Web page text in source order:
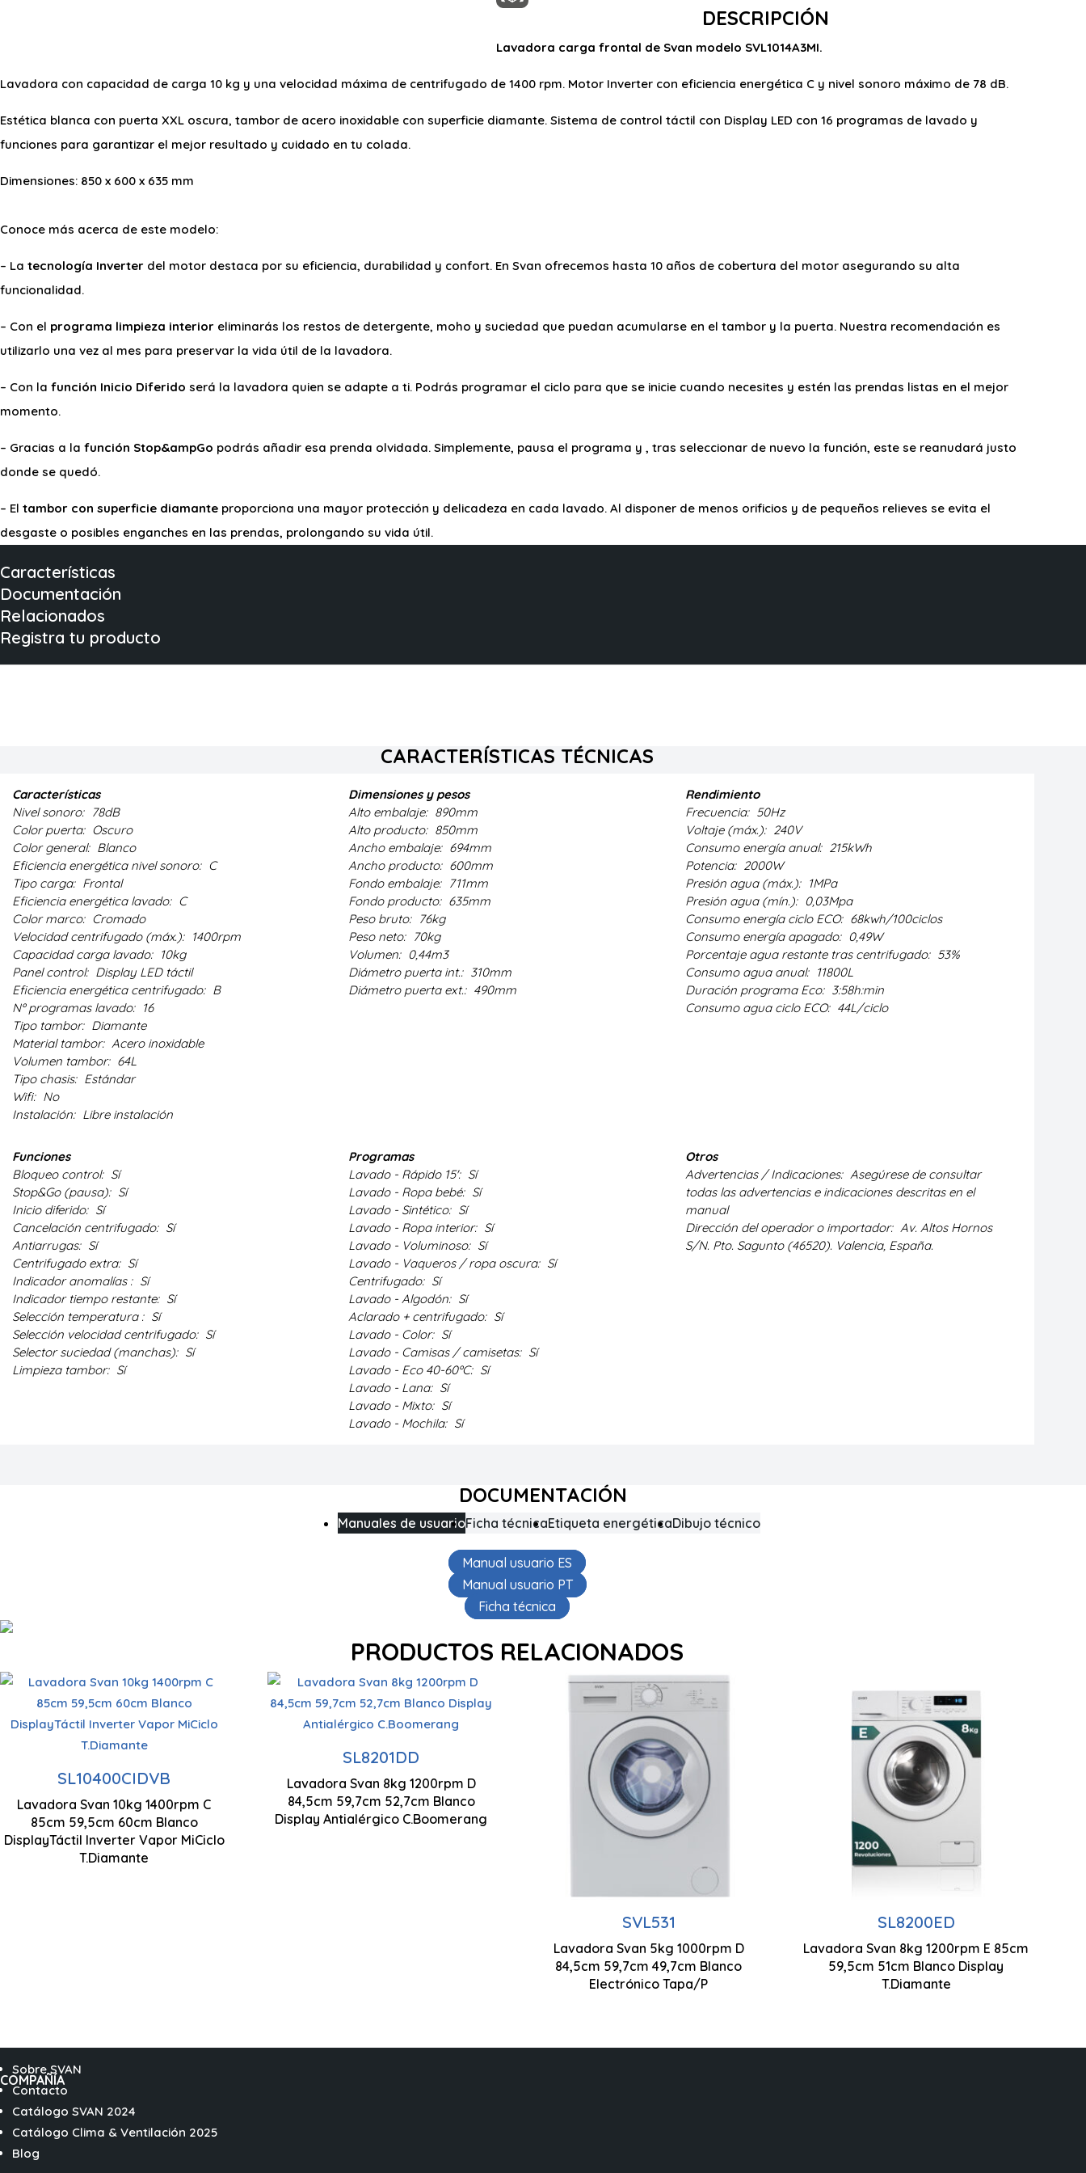
DESCRIPCIÓN
Lavadora carga frontal de Svan modelo SVL1014A3MI.
Lavadora con capacidad de carga 10 kg y una velocidad máxima de centrifugado de 1400 rpm. Motor Inverter con eficiencia energética C y nivel sonoro máximo de 78 dB.
Estética blanca con puerta XXL oscura, tambor de acero inoxidable con superficie diamante. Sistema de control táctil con Display LED con 16 programas de lavado y
funciones para garantizar el mejor resultado y cuidado en tu colada.
Dimensiones: 850 x 600 x 635 mm
Conoce más acerca de este modelo:
– La tecnología Inverter del motor destaca por su eficiencia, durabilidad y confort. En Svan ofrecemos hasta 10 años de cobertura del motor asegurando su alta
funcionalidad.
– Con el programa limpieza interior eliminarás los restos de detergente, moho y suciedad que puedan acumularse en el tambor y la puerta. Nuestra recomendación es
utilizarlo una vez al mes para preservar la vida útil de la lavadora.
– Con la función Inicio Diferido será la lavadora quien se adapte a ti. Podrás programar el ciclo para que se inicie cuando necesites y estén las prendas listas en el mejor
momento.
– Gracias a la función Stop&ampGo podrás añadir esa prenda olvidada. Simplemente, pausa el programa y , tras seleccionar de nuevo la función, este se reanudará justo
donde se quedó.
– El tambor con superficie diamante proporciona una mayor protección y delicadeza en cada lavado. Al disponer de menos orificios y de pequeños relieves se evita el
desgaste o posibles enganches en las prendas, prolongando su vida útil.
Características
Documentación
Relacionados
Registra tu producto
CARACTERÍSTICAS TÉCNICAS
Características
Nivel sonoro: 78dB
Color puerta: Oscuro
Color general: Blanco
Eficiencia energética nivel sonoro: C
Tipo carga: Frontal
Eficiencia energética lavado: C
Color marco: Cromado
Velocidad centrifugado (máx.): 1400rpm
Capacidad carga lavado: 10kg
Panel control: Display LED táctil
Eficiencia energética centrifugado: B
Nº programas lavado: 16
Tipo tambor: Diamante
Material tambor: Acero inoxidable
Volumen tambor: 64L
Tipo chasis: Estándar
Wifi: No
Instalación: Libre instalación
Dimensiones y pesos
Alto embalaje: 890mm
Alto producto: 850mm
Ancho embalaje: 694mm
Ancho producto: 600mm
Fondo embalaje: 711mm
Fondo producto: 635mm
Peso bruto: 76kg
Peso neto: 70kg
Volumen: 0,44m3
Diámetro puerta int.: 310mm
Diámetro puerta ext.: 490mm
Rendimiento
Frecuencia: 50Hz
Voltaje (máx.): 240V
Consumo energía anual: 215kWh
Potencia: 2000W
Presión agua (máx.): 1MPa
Presión agua (mín.): 0,03Mpa
Consumo energía ciclo ECO: 68kwh/100ciclos
Consumo energía apagado: 0,49W
Porcentaje agua restante tras centrifugado: 53%
Consumo agua anual: 11800L
Duración programa Eco: 3:58h:min
Consumo agua ciclo ECO: 44L/ciclo
Funciones
Bloqueo control: Sí
Stop&Go (pausa): Sí
Inicio diferido: Sí
Cancelación centrifugado: Sí
Antiarrugas: Sí
Centrifugado extra: Sí
Indicador anomalías : Sí
Indicador tiempo restante: Sí
Selección temperatura : Sí
Selección velocidad centrifugado: Sí
Selector suciedad (manchas): Sí
Limpieza tambor: Sí
Programas
Lavado - Rápido 15': Sí
Lavado - Ropa bebé: Sí
Lavado - Sintético: Sí
Lavado - Ropa interior: Sí
Lavado - Voluminoso: Sí
Lavado - Vaqueros / ropa oscura: Sí
Centrifugado: Sí
Lavado - Algodón: Sí
Aclarado + centrifugado: Sí
Lavado - Color: Sí
Lavado - Camisas / camisetas: Sí
Lavado - Eco 40-60ºC: Sí
Lavado - Lana: Sí
Lavado - Mixto: Sí
Lavado - Mochila: Sí
Otros
Advertencias / Indicaciones: Asegúrese de consultar
todas las advertencias e indicaciones descritas en el
manual
Dirección del operador o importador: Av. Altos Hornos
S/N. Pto. Sagunto (46520). Valencia, España.
DOCUMENTACIÓN
Manuales de usuarioFicha técnicaEtiqueta energéticaDibujo técnico
Manual usuario ES
Manual usuario PT
Ficha técnica
PRODUCTOS RELACIONADOS
SL10400CIDVB
Lavadora Svan 10kg 1400rpm C
85cm 59,5cm 60cm Blanco
DisplayTáctil Inverter Vapor MiCiclo
T.Diamante
Capacidad carga 10 kg
Centrifugado 1400 rpm
850 x 595 x 600 mm
SL8201DD
Lavadora Svan 8kg 1200rpm D
84,5cm 59,7cm 52,7cm Blanco
Display Antialérgico C.Boomerang
Capacidad carga 8 kg
Centrifugado 1200 rpm
Control Display LED
Función Inicio diferido
845 x 597 x 527 mm
SVL531
Lavadora Svan 5kg 1000rpm D
84,5cm 59,7cm 49,7cm Blanco
Electrónico Tapa/P
845 x 597 x 497 mm
SL8200ED
Lavadora Svan 8kg 1200rpm E 85cm
59,5cm 51cm Blanco Display
T.Diamante
Capacidad carga 8 kg
Centrifugado 1200 rpm
Control Display LED
850 x 595 x 510 mm
COMPAÑÍA
Sobre SVAN
Contacto
Catálogo SVAN 2024
Catálogo Clima & Ventilación 2025
Blog